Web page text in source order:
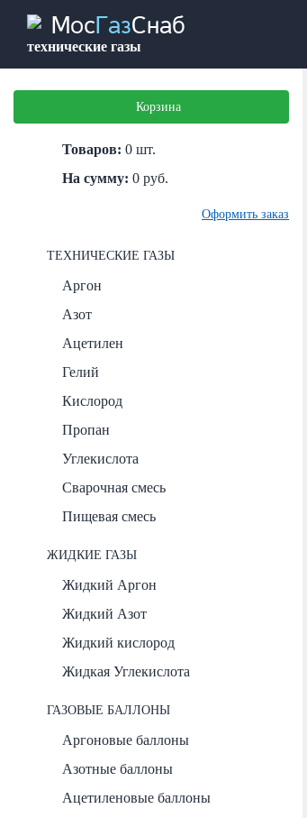
Мос ГазСнаб
технические газы
Корзина
Товаров: 0 шт.
На сумму: 0 руб.
Оформить заказ
ТЕХНИЧЕСКИЕ ГАЗЫ
Аргон
Азот
Ацетилен
Гелий
Кислород
Пропан
Углекислота
Сварочная смесь
Пищевая смесь
ЖИДКИЕ ГАЗЫ
Жидкий Аргон
Жидкий Азот
Жидкий кислород
Жидкая Углекислота
ГАЗОВЫЕ БАЛЛОНЫ
Аргоновые баллоны
Азотные баллоны
Ацетиленовые баллоны